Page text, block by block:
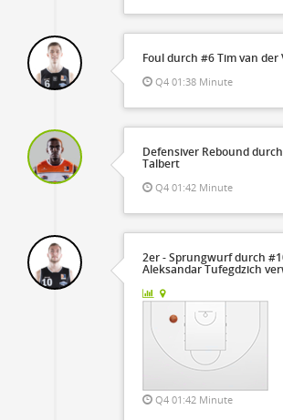
Foul durch #6 Tim van der
Q4 01:38 Minute
Defensiver Rebound
Talbert
Q4 01:42 Minute
2er - Sprungwurf durch
Aleksandar Tufegdzich
Q4 01:42 Minute